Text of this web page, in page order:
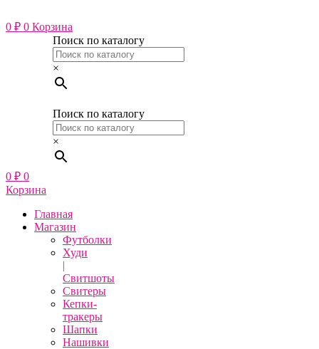
к
содержимому
0 ₽ 0 Корзина
Поиск по каталогу
×
Поиск по каталогу
×
0 ₽ 0
Корзина
Главная
Магазин
Футболки
Худи
|
Свитшоты
Свитеры
Кепки-
тракеры
Шапки
Нашивки